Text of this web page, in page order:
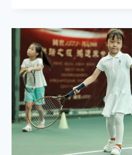
QUAL
É
O
IDEAL
PARA
VOCÊ